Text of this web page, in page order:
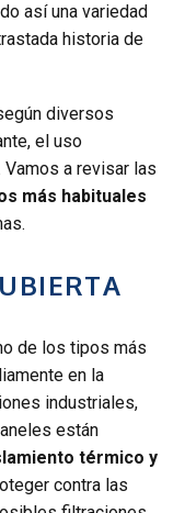
así una variedad
historia de
diversos
el uso
a revisar las
más habituales
de los tipos más
en la
industriales,
están
térmico y
contra las